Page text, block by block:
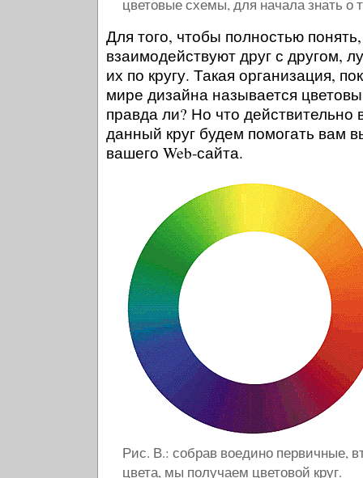
цветовые схемы, для начала знать о
Для того, чтобы полностью понять,
взаимодействуют друг с другом,
их по кругу. Такая организация,
мире дизайна называется
правда ли? Но что действительно
данный круг будем помогать вам
вашего Web-сайта.
Рис. В.: собрав воедино первичные,
цвета, мы получаем цветовой круг.